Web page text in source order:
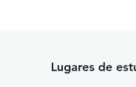
Lugares de